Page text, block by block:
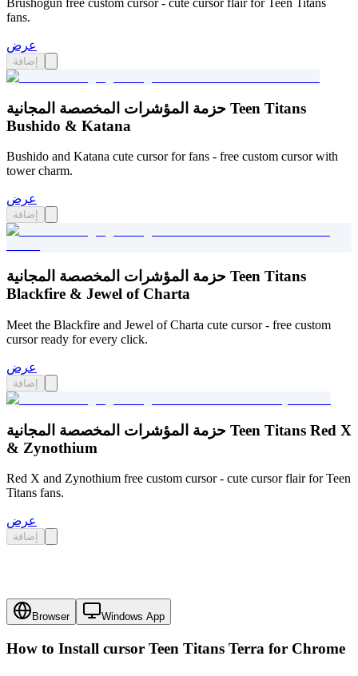
Brushogun free custom cursor - cute cursor flair for Teen Titans
fans.
عرض
إضافة
حزمة المؤشرات المخصصة المجانية Teen Titans
Bushido & Katana
Bushido and Katana cute cursor for fans - free custom cursor with
tower charm.
عرض
إضافة
حزمة المؤشرات المخصصة المجانية Teen Titans
Blackfire & Jewel of Charta
Meet the Blackfire and Jewel of Charta cute cursor - free custom
cursor ready for every click.
عرض
إضافة
حزمة المؤشرات المخصصة المجانية Teen Titans Red X
& Zynothium
Red X and Zynothium free custom cursor - cute cursor flair for Teen
Titans fans.
عرض
إضافة
Browser Windows App
How to Install cursor Teen Titans Terra for Chrome